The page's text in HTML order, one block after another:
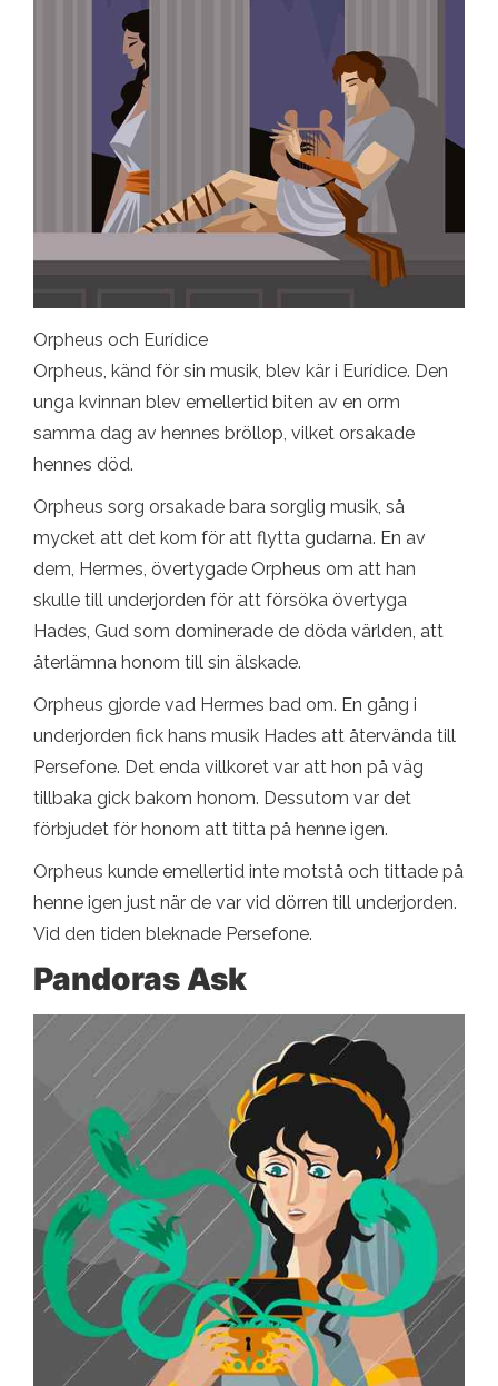
Orpheus och Eurídice
Orpheus, känd för sin musik, blev kär i Eurídice. Den
unga kvinnan blev emellertid biten av en orm
samma dag av hennes bröllop, vilket orsakade
hennes död.
Orpheus sorg orsakade bara sorglig musik, så
mycket att det kom för att flytta gudarna. En av
dem, Hermes, övertygade Orpheus om att han
skulle till underjorden för att försöka övertyga
Hades, Gud som dominerade de döda världen, att
återlämna honom till sin älskade.
Orpheus gjorde vad Hermes bad om. En gång i
underjorden fick hans musik Hades att återvända till
Persefone. Det enda villkoret var att hon på väg
tillbaka gick bakom honom. Dessutom var det
förbjudet för honom att titta på henne igen.
Orpheus kunde emellertid inte motstå och tittade på
henne igen just när de var vid dörren till underjorden.
Vid den tiden bleknade Persefone.
Pandoras Ask